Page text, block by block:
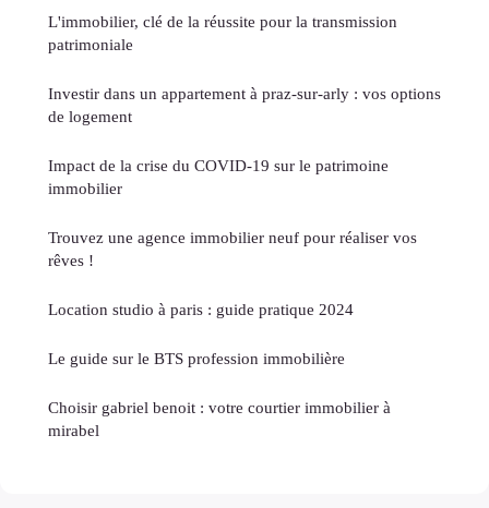
L'immobilier, clé de la réussite pour la transmission
patrimoniale
Investir dans un appartement à praz-sur-arly : vos options
de logement
Impact de la crise du COVID-19 sur le patrimoine
immobilier
Trouvez une agence immobilier neuf pour réaliser vos
rêves !
Location studio à paris : guide pratique 2024
Le guide sur le BTS profession immobilière
Choisir gabriel benoit : votre courtier immobilier à
mirabel